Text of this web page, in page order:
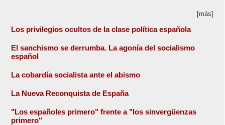
[más]
Los privilegios ocultos de la clase política española
El sanchismo se derrumba. La agonía del socialismo
español
La cobardía socialista ante el abismo
La Nueva Reconquista de España
"Los españoles primero" frente a "los sinvergüenzas
primero"